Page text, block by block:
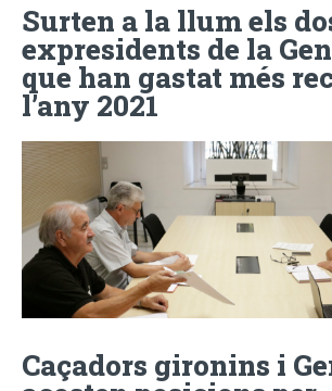
Surten a la llum els
expresidents de la
que han gastat més
l’any 2021
Caçadors gironins i